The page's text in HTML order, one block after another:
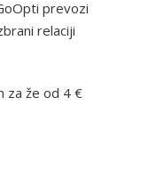
prevozi
relaciji
za že od 4 €